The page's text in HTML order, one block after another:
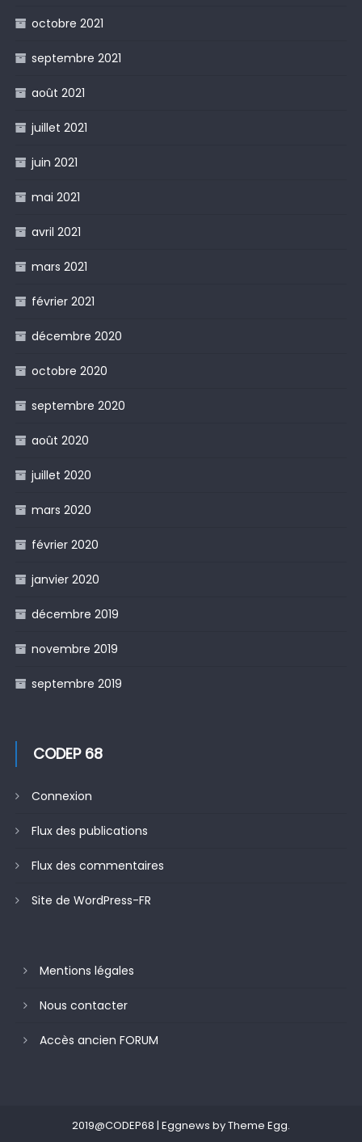
octobre 2021
septembre 2021
août 2021
juillet 2021
juin 2021
mai 2021
avril 2021
mars 2021
février 2021
décembre 2020
octobre 2020
septembre 2020
août 2020
juillet 2020
mars 2020
février 2020
janvier 2020
décembre 2019
novembre 2019
septembre 2019
CODEP 68
Connexion
Flux des publications
Flux des commentaires
Site de WordPress-FR
Mentions légales
Nous contacter
Accès ancien FORUM
2019@CODEP68 | Eggnews byTheme Egg.